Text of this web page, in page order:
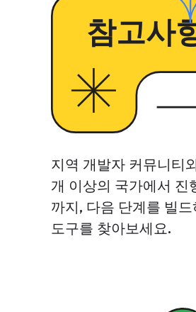
참고사
지역 개발자 커뮤니티
개 이상의 국가에서 진
까지, 다음 단계를 빌
도구를 찾아보세요.